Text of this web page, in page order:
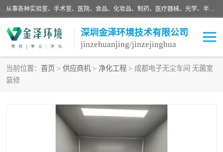
从事各种实验室、手术室、医院、食品、化妆品、制药、医疗器械、光学、半导体、精密电子等无尘车间行业的洁净车间装修设计、净化设备、恒温恒湿空调的设计制作与安装、净化系统工程项目施工及其技术支持服务。
深圳金泽环境技术有限公司
jinzehuanjing/jinzejinghua
当前位置： 首页 > 供应商机 > 净化工程 > 成都电子无尘车间 无菌室
装修
耗材
实验室净化
GMP车间净化